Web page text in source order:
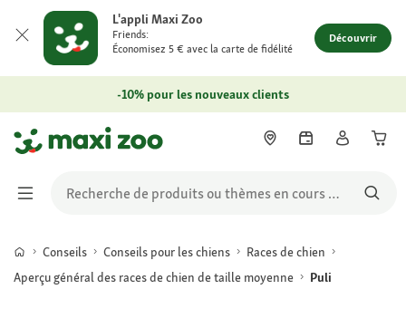
L'appli Maxi Zoo
Friends:
Économisez 5 € avec la carte de fidélité
Découvrir
-10% pour les nouveaux clients
Conseils Conseils pour les chiens
Races de chien
Aperçu général des races de chien de taille moyenne
Puli